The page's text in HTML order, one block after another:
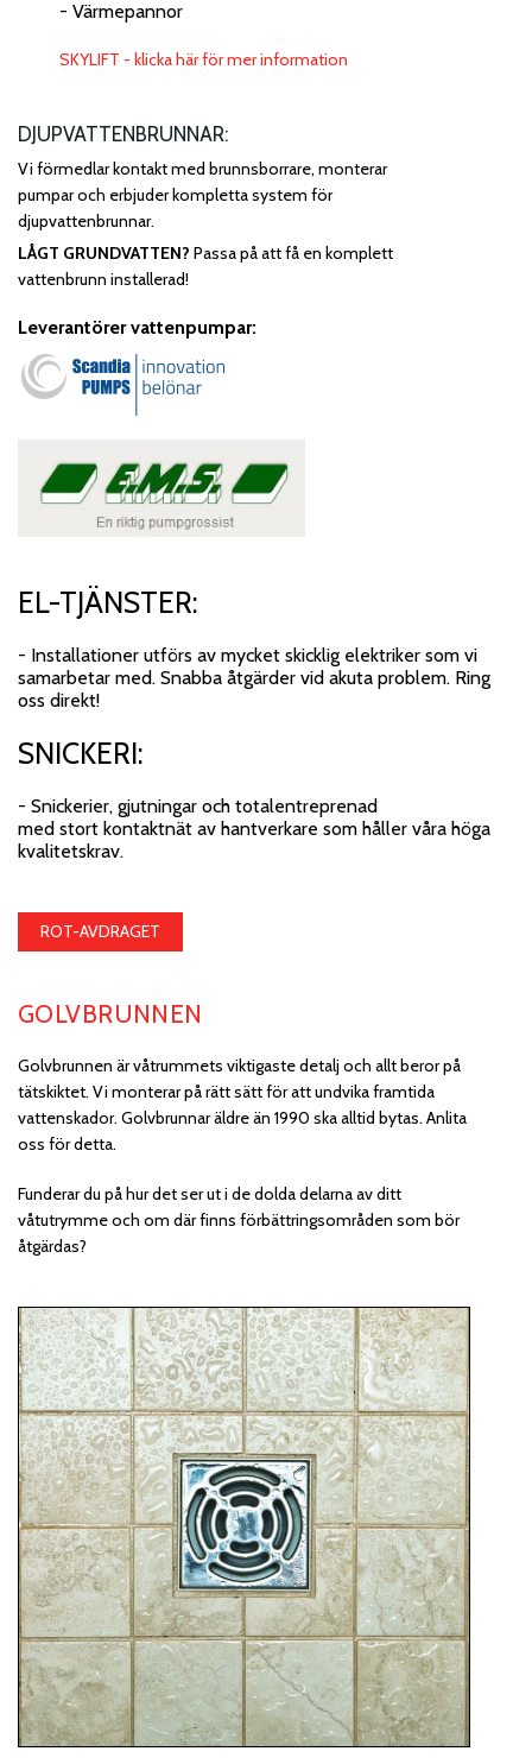
- Värmepannor
SKYLIFT - klicka här för mer information
DJUPVATTENBRUNNAR:
Vi förmedlar kontakt med brunnsborrare, monterar
pumpar och erbjuder kompletta system för
djupvattenbrunnar.
LÅGT GRUNDVATTEN? Passa på att få en komplett
vattenbrunn installerad!
Leverantörer vattenpumpar:
EL-TJÄNSTER:
- Installationer utförs av mycket skicklig elektriker som vi
samarbetar med. Snabba åtgärder vid akuta problem. Ring
oss direkt!
SNICKERI:
- Snickerier, gjutningar och totalentreprenad
med stort kontaktnät av hantverkare som håller våra höga
kvalitetskrav.
ROT-AVDRAGET
GOLVBRUNNEN
Golvbrunnen är våtrummets viktigaste detalj och allt beror på
tätskiktet. Vi monterar på rätt sätt för att undvika framtida
vattenskador. Golvbrunnar äldre än 1990 ska alltid bytas. Anlita
oss för detta.
Funderar du på hur det ser ut i de dolda delarna av ditt
våtutrymme och om där finns förbättringsområden som bör
åtgärdas?